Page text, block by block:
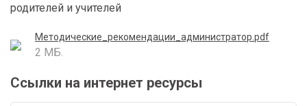
родителей и учителей
Методические_рекомендации_администратор.pdf
2 МБ.
Ссылки на интернет ресурсы